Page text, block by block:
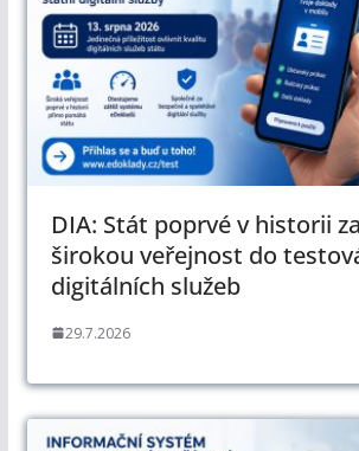
DIA: Stát poprvé v historii
širokou veřejnost do
digitálních služeb
29.7.2026